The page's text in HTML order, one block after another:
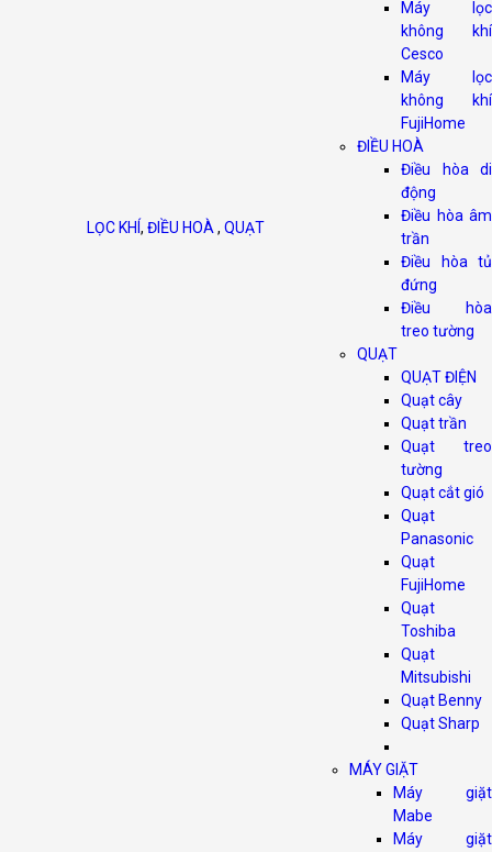
LỌC KHÍ,ĐIỀU HOÀ,QUẠT
Máy lọc
không khí
Cesco
Máy lọc
không khí
FujiHome
ĐIỀU HOÀ
Điều hòa di
động
Điều hòa âm
trần
Điều hòa tủ
đứng
Điều hòa
treo tường
QUẠT
QUẠT ĐIỆN
Quạt cây
Quạt trần
Quạt treo
tường
Quạt cắt gió
Quạt
Panasonic
Quạt
FujiHome
Quạt
Toshiba
Quạt
Mitsubishi
Quạt Benny
Quạt Sharp
MÁY GIẶT
Máy giặt
Mabe
Máy giặt